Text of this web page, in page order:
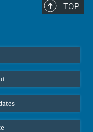
Gründungsdirektor
TOP